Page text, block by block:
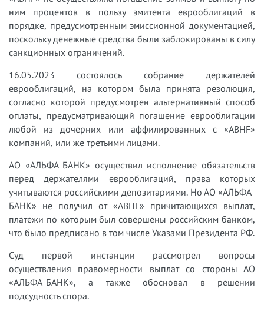
ним процентов в пользу эмитента еврооблигаций в
порядке, предусмотренным эмиссионной документацией,
поскольку денежные средства были заблокированы в силу
санкционных ограничений.
16.05.2023 состоялось собрание держателей
еврооблигаций, на котором была принята резолюция,
согласно которой предусмотрен альтернативный способ
оплаты, предусматривающий погашение еврооблигации
любой из дочерних или аффилированных с «ABHF»
компаний, или же третьими лицами.
АО «АЛЬФА-БАНК» осуществил исполнение обязательств
перед держателями еврооблигаций, права которых
учитываются российскими депозитариями. Но АО «АЛЬФА-
БАНК» не получил от «ABHF» причитающихся выплат,
платежи по которым был совершены российским банком,
что было предписано в том числе Указами Президента РФ.
Суд первой инстанции рассмотрел вопросы
осуществления правомерности выплат со стороны АО
«АЛЬФА-БАНК», а также обосновал в решении
подсудность спора.